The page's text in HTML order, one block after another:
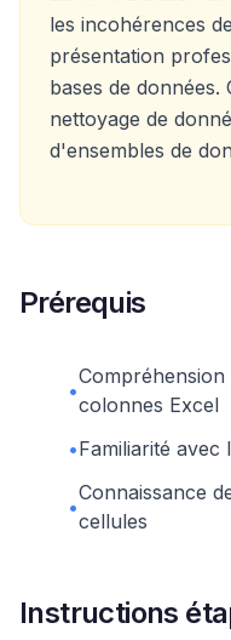
les incohérences
présentation
bases de données.
nettoyage de
d'ensembles de
Prérequis
•
Compréhension
colonnes Excel
•Familiarité
•
Connaissance
cellules
Instructions